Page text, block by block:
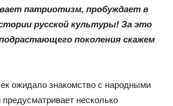
район
патриотизм, пробуждает в
русской культуры! За это
поколения скажем
ожидало знакомство с народными
несколько